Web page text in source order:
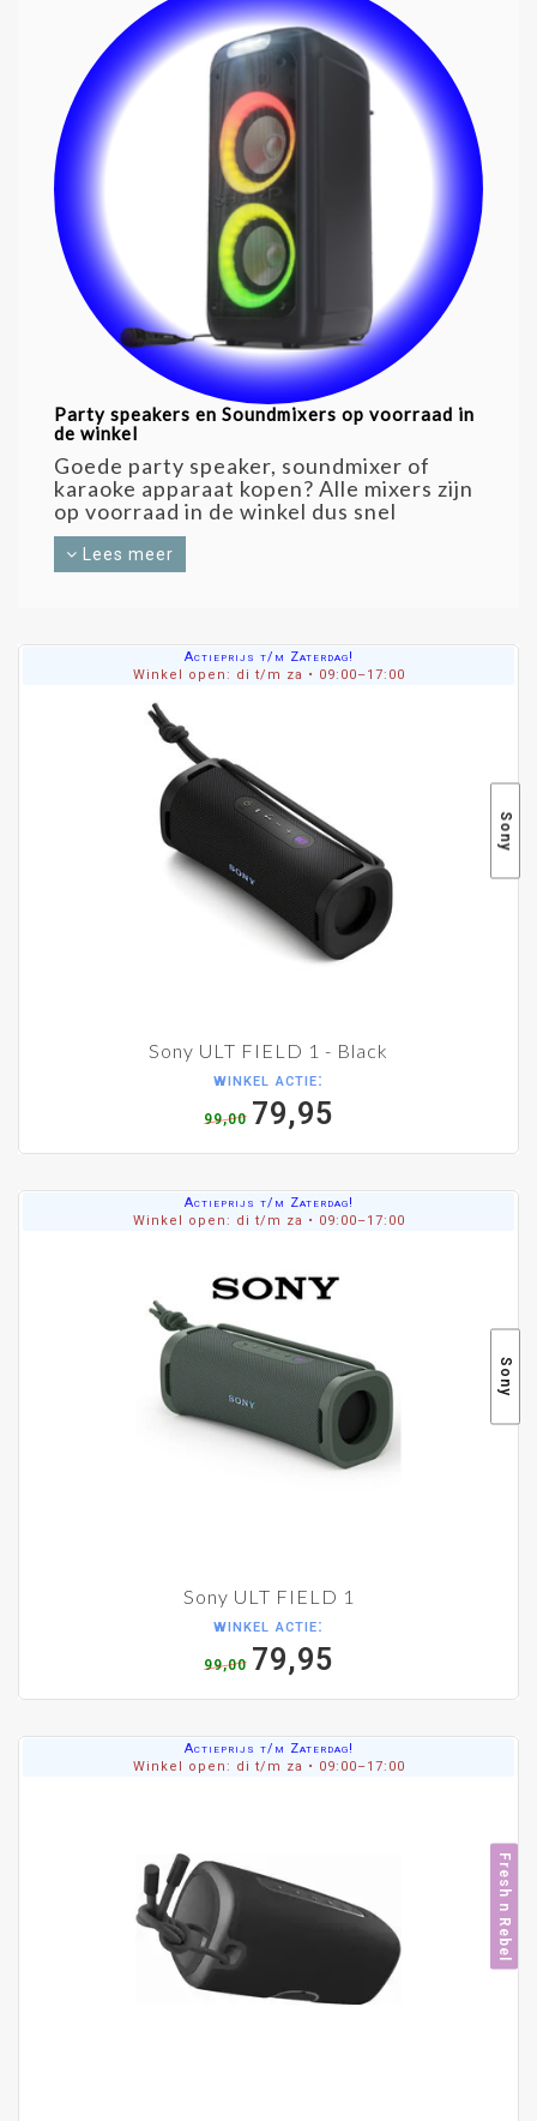
Party speakers en Soundmixers op voorraad in
de winkel
Goede party speaker, soundmixer of
karaoke apparaat kopen? Alle mixers zijn
op voorraad in de winkel dus snel
leverbaar en ook direct af te halen
zonder te reserveren!
Lees meer
Sony
Actieprijs t/m Zaterdag!
Winkel open: di t/m za • 09:00–17:00
Sony ULT FIELD 1 - Black
winkel actie:
99,00 79,95
Sony
Actieprijs t/m Zaterdag!
Winkel open: di t/m za • 09:00–17:00
Sony ULT FIELD 1
winkel actie:
99,00 79,95
Fresh n Rebel
Actieprijs t/m Zaterdag!
Winkel open: di t/m za • 09:00–17:00